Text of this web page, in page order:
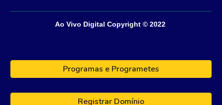
Ao Vivo Digital Copyright © 2022
Programas e Programetes
Registrar Domínio